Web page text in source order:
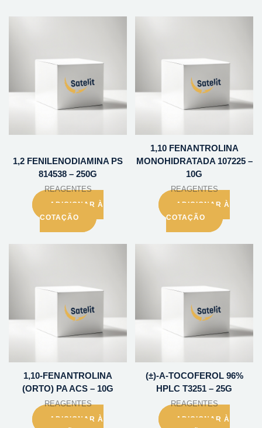
1,2 FENILENODIAMINA PS
814538 – 250G
REAGENTES
ADICIONAR À
COTAÇÃO
1,10 FENANTROLINA
MONOHIDRATADA 107225 –
10G
REAGENTES
ADICIONAR À
COTAÇÃO
1,10-FENANTROLINA
(ORTO) PA ACS – 10G
REAGENTES
ADICIONAR À
(±)-A-TOCOFEROL 96%
HPLC T3251 – 25G
REAGENTES
ADICIONAR À